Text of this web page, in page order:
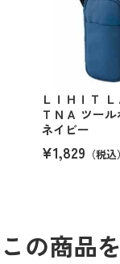
ＬＩＨＩＴ
ＴＮＡ ツー
ネイビー
¥1,829 （税込）
この商品